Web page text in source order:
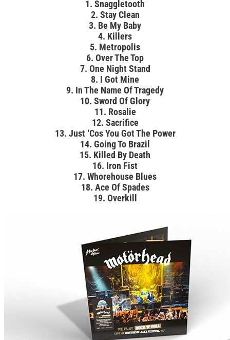
1. Snaggletooth
2. Stay Clean
3. Be My Baby
4. Killers
5. Metropolis
6. Over The Top
7. One Night Stand
8. I Got Mine
9. In The Name Of Tragedy
10. Sword Of Glory
11. Rosalie
12. Sacrifice
13. Just ‘Cos You Got The Power
14. Going To Brazil
15. Killed By Death
16. Iron Fist
17. Whorehouse Blues
18. Ace Of Spades
19. Overkill